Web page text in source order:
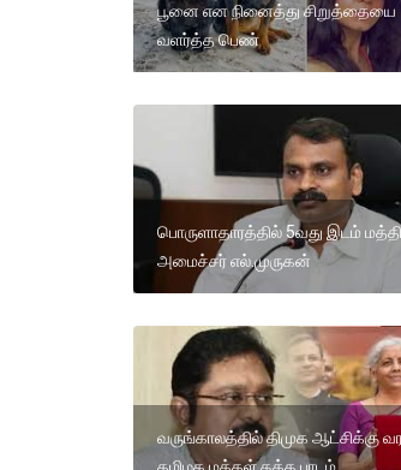
பூனை என நினைத்து சிறுத்தையை
வளர்த்த பெண்
பொருளாதாரத்தில் 5வது இடம்
அமைச்சர் எல்.முருகன்
வருங்காலத்தில் திமுக ஆட்சிக்கு